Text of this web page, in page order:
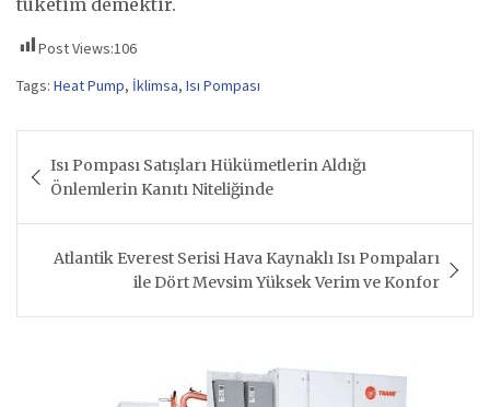
tüketim demektir.
Post Views:106
Tags: Heat Pump, İklimsa, Isı Pompası
gezinmesi
Isı Pompası Satışları Hükümetlerin Aldığı
Önlemlerin Kanıtı Niteliğinde
Atlantik Everest Serisi Hava Kaynaklı Isı Pompaları
ile Dört Mevsim Yüksek Verim ve Konfor